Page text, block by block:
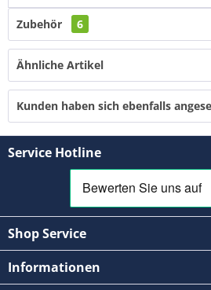
Zubehör 6
Ähnliche Artikel
Kunden haben sich ebenfalls
Service Hotline
Shop Service
Informationen